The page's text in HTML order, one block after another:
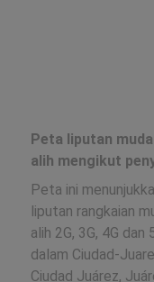
Peta liputan
alih mengikut
Peta ini
liputan rangkaian
alih 2G, 3G, 4G dan
dalam Ciudad-
Ciudad Juárez,